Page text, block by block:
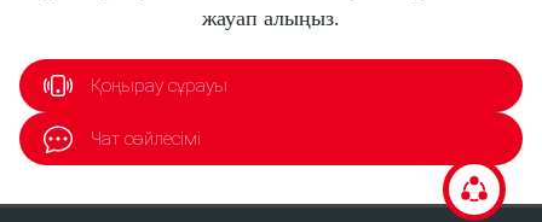
жауап алыңыз.
Қоңырау сұрауы
Чат сөйлесімі